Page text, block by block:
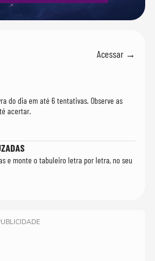
Acessar →
do dia em até 6 tentativas. Observe as
acertar.
e monte o tabuleiro letra por letra, no seu